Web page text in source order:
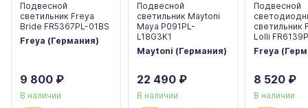
Подвесной
светильник Freya
Bride FR5367PL-01BS
Freya (Германия)
9 800 ₽
В наличии
Подвесной
светильник Maytoni
Maya P091PL-
L18G3K1
Maytoni (Германия)
22 490 ₽
В наличии
Подвесной
светильник
Lolli
Freya
8 520 ₽
В наличии